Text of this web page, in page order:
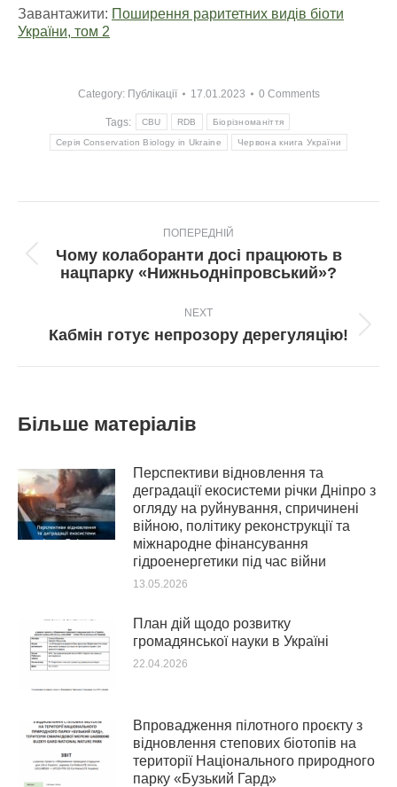
Завантажити: Поширення раритетних видів біоти
України, том 2
Category: Публікації 17.01.2023 0 Comments
Tags: CBU RDB Біорізноманіття
Серія Conservation Biology in Ukraine Червона книга України
navigation
ПОПЕРЕДНІЙ
Попередній
пост:
Чому колаборанти досі працюють в
нацпарку «Нижньодніпровський»?
NEXT
Next
Кабмін готує непрозору дерегуляцію!
Більше матеріалів
Перспективи відновлення та
деградації екосистеми річки Дніпро з
огляду на руйнування, спричинені
війною, політику реконструкції та
міжнародне фінансування
гідроенергетики під час війни
13.05.2026
План дій щодо розвитку
громадянської науки в Україні
22.04.2026
Впровадження пілотного проєкту з
відновлення степових біотопів на
території Національного природного
парку «Бузький Гард»